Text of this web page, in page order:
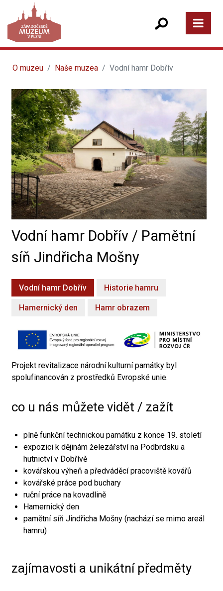
O muzeu Naše muzea Vodní hamr Dobřív
Vodní hamr Dobřív / Pamětní
síň Jindřicha Mošny
Vodní hamr Dobřív Historie hamru
Hamernický den Hamr obrazem
Projekt revitalizace národní kulturní památky byl
spolufinancován z prostředků Evropské unie.
co u nás můžete vidět / zažít
plně funkční technickou památku z konce 19. století
expozici k dějinám železářství na Podbrdsku a
hutnictví v Dobřívě
kovářskou výheň a předváděcí pracoviště kovářů
kovářské práce pod buchary
ruční práce na kovadlině
Hamernický den
pamětní síň Jindřicha Mošny (nachází se mimo areál
hamru)
zajímavosti a unikátní předměty